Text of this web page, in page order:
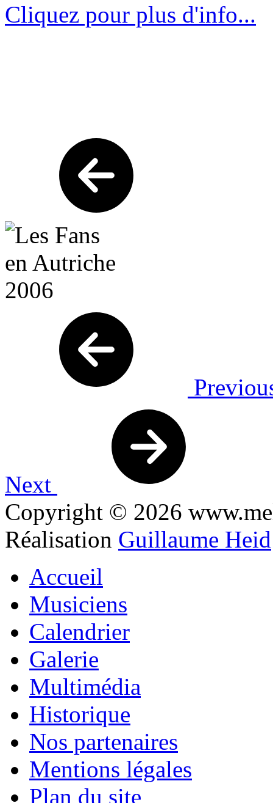
Cliquez pour plus d'info...
Next
Copyright © 2026
Réalisation Guillaume Heid
Accueil
Musiciens
Calendrier
Galerie
Multimédia
Historique
Nos partenaires
Mentions légales
Plan du site